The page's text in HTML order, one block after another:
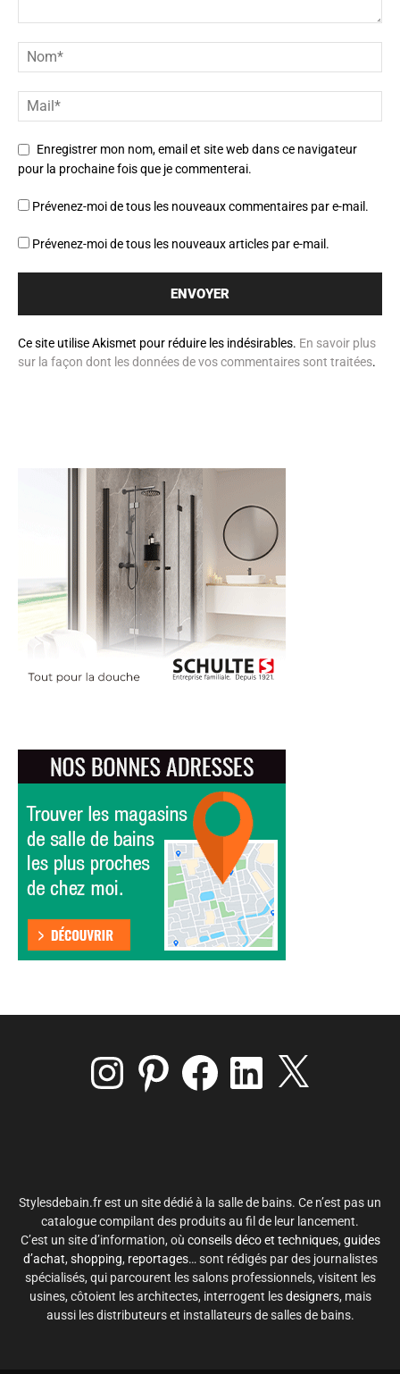
Enregistrer mon nom, email et site web dans ce navigateur
pour la prochaine fois que je commenterai.
Prévenez-moi de tous les nouveaux commentaires par e-mail.
Prévenez-moi de tous les nouveaux articles par e-mail.
Ce site utilise Akismet pour réduire les indésirables. En savoir plus
sur la façon dont les données de vos commentaires sont traitées.
InstagramPinterest FacebookLinkedIn
Stylesdebain.fr est un site dédié à la salle de bains. Ce n’est pas un
catalogue compilant des produits au fil de leur lancement.
C’est un site d’information, où conseils déco et techniques, guides
d’achat, shopping, reportages… sont rédigés par des journalistes
spécialisés, qui parcourent les salons professionnels, visitent les
usines, côtoient les architectes, interrogent lesdesigners, mais
aussi les distributeurs et installateurs de salles de bains.